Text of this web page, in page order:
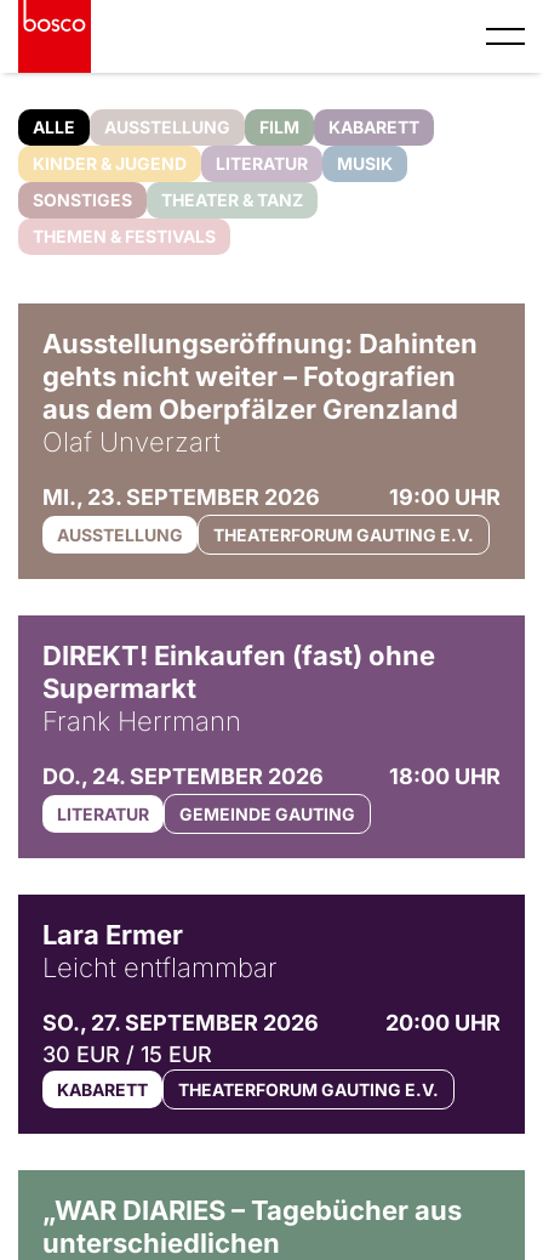
ALLE AUSSTELLUNG FILM
KABARETT
KINDER & JUGEND
LITERATUR
MUSIK
SONSTIGES
THEATER & TANZ
THEMEN & FESTIVALS
Ausstellungseröffnung: Dahinten
gehts nicht weiter – Fotografien
aus dem Oberpfälzer Grenzland
Olaf Unverzart
MI., 23. SEPTEMBER 2026 19:00 UHR
AUSSTELLUNG THEATERFORUM GAUTING E.V.
DIREKT! Einkaufen (fast) ohne
Supermarkt
Frank Herrmann
DO., 24. SEPTEMBER 2026 18:00 UHR
LITERATUR GEMEINDE GAUTING
Lara Ermer
Leicht entflammbar
SO., 27. SEPTEMBER 2026
20:00 UHR
30 EUR / 15 EUR
KABARETT THEATERFORUM GAUTING E.V.
„WAR DIARIES – Tagebücher aus
unterschiedlichen